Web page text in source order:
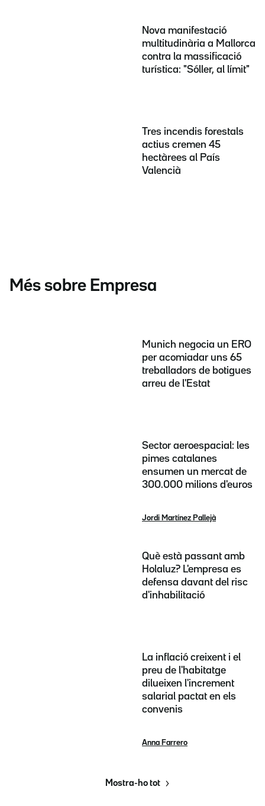
Nova manifestació
multitudinària a Mallorca
contra la massificació
turística: "Sóller, al límit"
Tres incendis forestals
actius cremen 45
hectàrees al País
Valencià
Més sobre Empresa
Munich negocia un ERO
per acomiadar uns 65
treballadors de botigues
arreu de l'Estat
Sector aeroespacial: les
pimes catalanes
ensumen un mercat de
300.000 milions d'euros
Jordi Martínez Pallejà
Què està passant amb
Holaluz? L'empresa es
defensa davant del risc
d'inhabilitació
La inflació creixent i el
preu de l'habitatge
dilueixen l'increment
salarial pactat en els
convenis
Anna Farrero
Mostra-ho tot